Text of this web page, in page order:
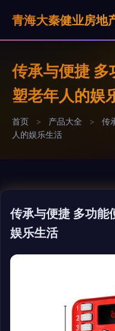
传承与便捷 多
塑老年人的娱
首页 > 产品大全 >
传
人的娱乐生活
传承与便捷 多功能
娱乐生活